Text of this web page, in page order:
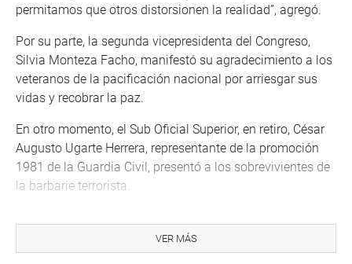
permitamos que otros distorsionen la realidad”, agregó.
Por su parte, la segunda vicepresidenta del Congreso,
Silvia Monteza Facho, manifestó su agradecimiento a los
veteranos de la pacificación nacional por arriesgar sus
vidas y recobrar la paz.
En otro momento, el Sub Oficial Superior, en retiro, César
Augusto Ugarte Herrera, representante de la promoción
1981 de la Guardia Civil, presentó a los sobrevivientes de
la barbarie terrorista.
terroristas en la selva; Walter Ramos Candía y Pedro
Ayma Reyes, quienes se enfrentaron con terroristas en la
VER MÁS